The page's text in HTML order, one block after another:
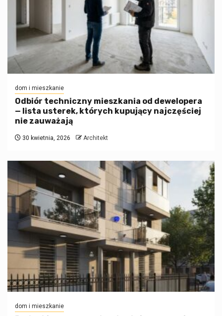
dom i mieszkanie
Odbiór techniczny mieszkania od dewelopera
— lista usterek, których kupujący najczęściej
nie zauważają
30 kwietnia, 2026 Architekt
dom i mieszkanie